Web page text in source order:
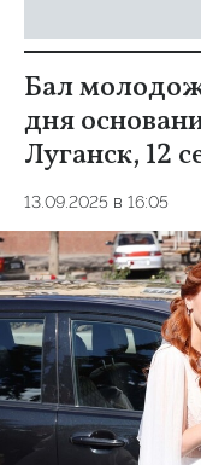
Бал
дня
Луганск, 12
13.09.2025 в 16:05